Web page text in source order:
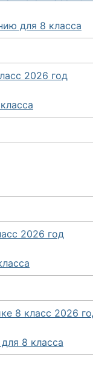
для 8 класса
2026 год
2026 год
8 класс 2026
8 класса